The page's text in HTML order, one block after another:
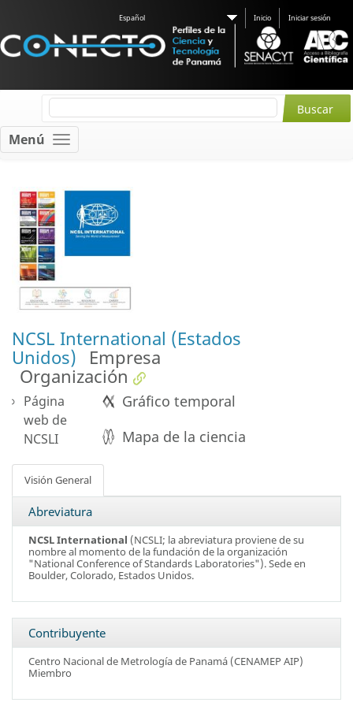
Español Inicio Iniciar sesión
Menú
NCSL International (Estados
Unidos)
Empresa
Organización
Gráfico temporal
Mapa de la ciencia
Página
web de
NCSLI
Visión General
Abreviatura
NCSL International (NCSLI; la abreviatura proviene de su
nombre al momento de la fundación de la organización
"National Conference of Standards Laboratories"). Sede en
Boulder, Colorado, Estados Unidos.
Contribuyente
Centro Nacional de Metrología de Panamá (CENAMEP AIP)
Miembro